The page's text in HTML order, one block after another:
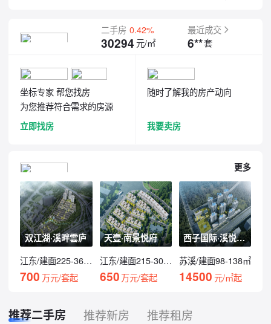
二手房 0.42%
30294 元/㎡
最近成交
6**套
坐标专家 帮您找房
为您推荐符合需求的房源
立即找房
随时了解我的房产动向
我要卖房
更多
双江湖·溪畔雲庐
江东/建面225-360㎡
700 万元/套起
天壹·南景悦府
江东/建面215-300㎡
650万元/套起
西子国际·溪悦云庭
苏溪/建面98-138㎡
14500 元/㎡起
推荐二手房 推荐新房 推荐租房